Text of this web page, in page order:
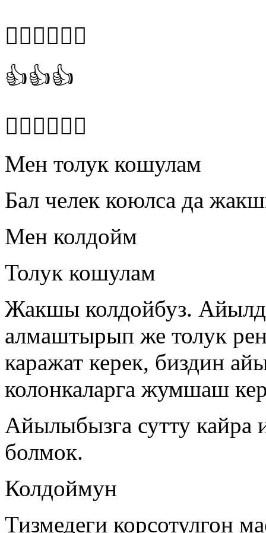
👍🏻👍🏻👍🏻
👍👍👍
👍🏻👍🏻👍🏻
Мен толук кошулам
Бал челек коюлса да
Мен колдойм
Толук кошулам
Жакшы колдойбуз.
алмаштырып же толук
каражат керек, биздин
колонкаларга жумшаш
Айылыбызга сутту
болмок.
Колдоймун
Тизмедеги корсотулгон